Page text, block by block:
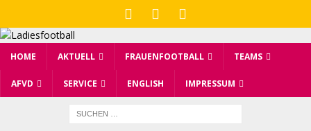
HOME AKTUELL FRAUENFOOTBALL TEAMS
AFVD SERVICE ENGLISH IMPRESSUM